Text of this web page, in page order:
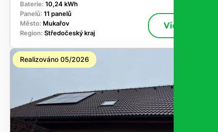
Baterie: 10,24 kWh
Panelů: 11 panelů
Město: Mukařov
Region: Středočeský kraj
Více
Realizováno 05/2026